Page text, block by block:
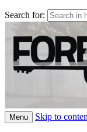
Search for:
ForeverFolk
Muzica sufletului tau
Menu Skip to